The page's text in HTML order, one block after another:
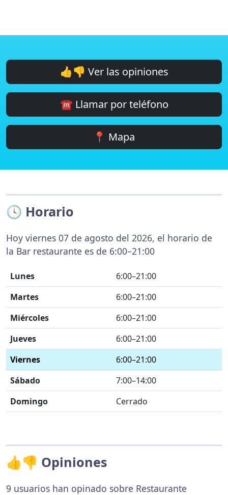
👍👎 Ver las opiniones
☎️ Llamar por teléfono
📍 Mapa
🕓 Horario
Hoy viernes 07 de agosto del 2026, el horario de
la Bar restaurante es de 6:00–21:00
Lunes
6:00–21:00
Martes
6:00–21:00
Miércoles
6:00–21:00
Jueves
6:00–21:00
Viernes
6:00–21:00
Sábado
7:00–14:00
Domingo
Cerrado
👍👎 Opiniones
9 usuarios han opinado sobre Restaurante